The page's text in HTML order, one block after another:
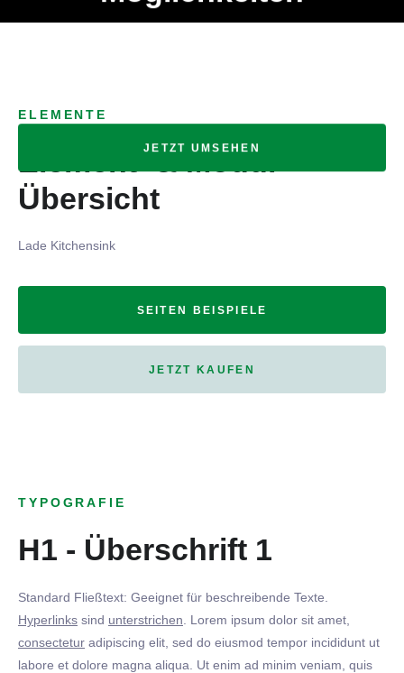
JETZT UMSEHEN
ELEMENTE
Element- & Modul-
Übersicht
Lade Kitchensink
SEITEN BEISPIELE
JETZT KAUFEN
TYPOGRAFIE
H1 - Überschrift 1
Standard Fließtext: Geeignet für beschreibende Texte.
Hyperlinks sind unterstrichen . Lorem ipsum dolor sit amet,
consectetur adipiscing elit, sed do eiusmod tempor incididunt ut
labore et dolore magna aliqua. Ut enim ad minim veniam, quis